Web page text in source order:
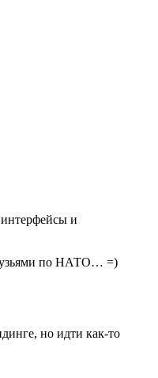
и
по НАТО… =)
но идти как-то